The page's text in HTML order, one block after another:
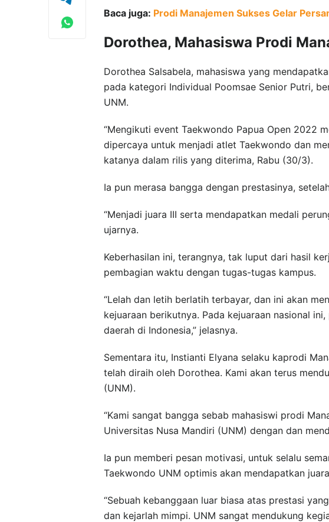
Baca juga: Prodi Manajemen Sukses Gelar
Dorothea, Mahasiswa Prodi
Dorothea Salsabela, mahasiswa yang
pada kategori Individual Poomsae Senior Putri,
UNM.
“Mengikuti event Taekwondo Papua Open 2022
dipercaya untuk menjadi atlet Taekwondo dan
katanya dalam rilis yang diterima, Rabu (30/3).
Ia pun merasa bangga dengan prestasinya,
“Menjadi juara III serta mendapatkan medali
ujarnya.
Keberhasilan ini, terangnya, tak luput dari hasil
pembagian waktu dengan tugas-tugas kampus.
“Lelah dan letih berlatih terbayar, dan ini akan
kejuaraan berikutnya. Pada kejuaraan nasional
daerah di Indonesia,” jelasnya.
Sementara itu, Instianti Elyana selaku kaprodi
telah diraih oleh Dorothea. Kami akan terus
(UNM).
“Kami sangat bangga sebab mahasiswi prodi
Universitas Nusa Mandiri (UNM) dengan dan
Ia pun memberi pesan motivasi, untuk selalu
Taekwondo UNM optimis akan mendapatkan
“Sebuah kebanggaan luar biasa atas prestasi
dan kejarlah mimpi. UNM sangat mendukung